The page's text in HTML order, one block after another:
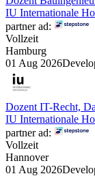
IU Internationale
partner ad:
Vollzeit
Hamburg
01 Aug 2026
Dozent IT-Recht,
IU Internationale
partner ad:
Vollzeit
Hannover
01 Aug 2026